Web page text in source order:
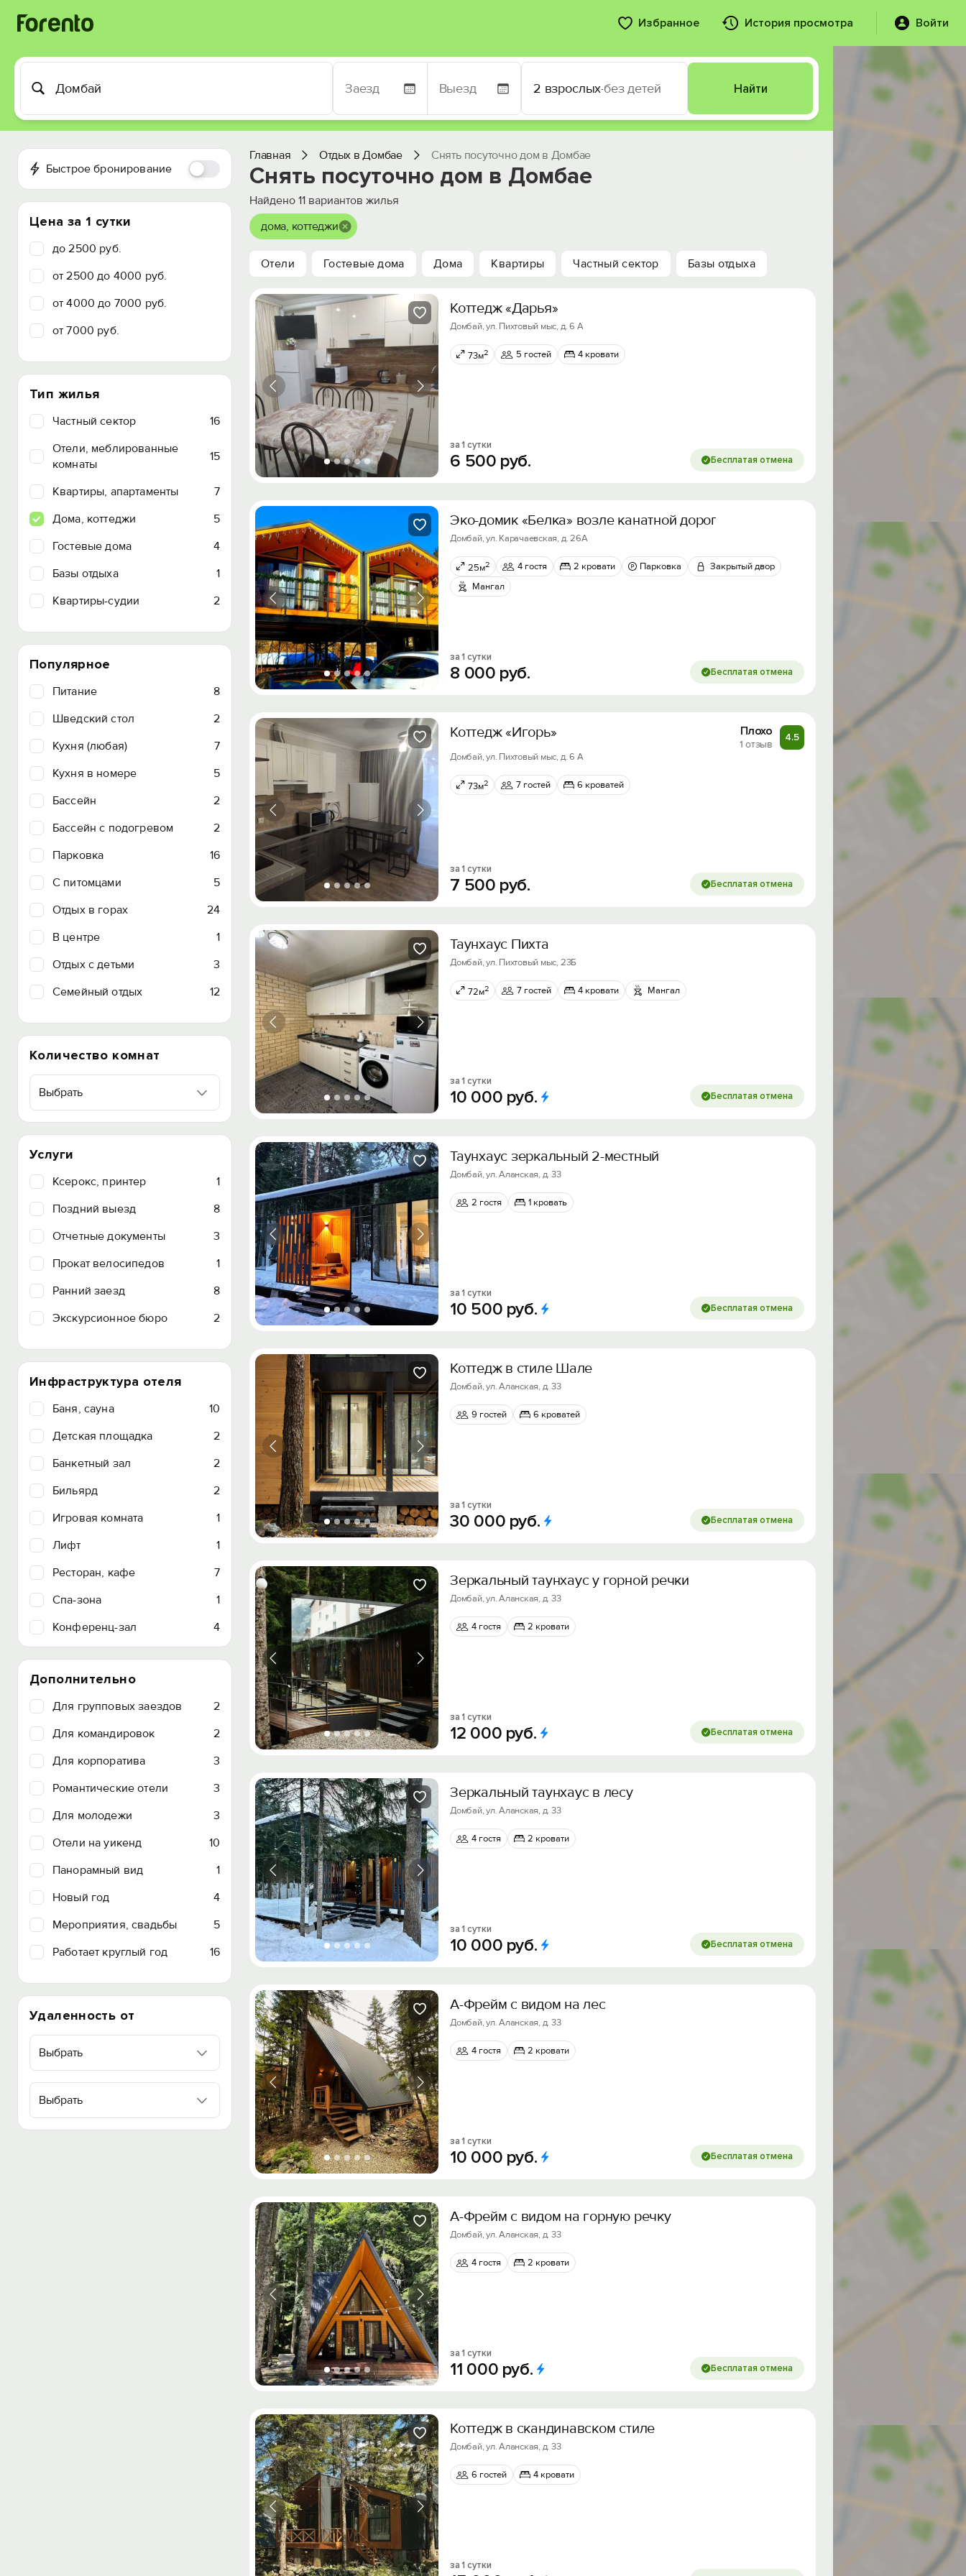
Избранное История просмотра Войти
2 взрослых·без детей Найти
Быстрое бронирование
Цена за 1 сутки
до 2500 руб.
от 2500 до 4000 руб.
от 4000 до 7000 руб.
от 7000 руб.
Тип жилья
Частный сектор
16
Отели, меблированные
комнаты
15
Квартиры, апартаменты
7
Дома, коттеджи
5
Гостевые дома
4
Базы отдыха
1
Квартиры-судии
2
Популярное
Питание
8
Шведский стол
2
Кухня (любая)
7
Кухня в номере
5
Бассейн
2
Бассейн с подогревом
2
Парковка
16
C питомцами
5
Отдых в горах
24
В центре
1
Отдых с детьми
3
Семейный отдых
12
Количество комнат
Выбрать
Услуги
Ксерокс, принтер
1
Поздний выезд
8
Отчетные документы
3
Прокат велосипедов
1
Ранний заезд
8
Экскурсионное бюро
2
Инфраструктура отеля
Баня, сауна
10
Детская площадка
2
Банкетный зал
2
Бильярд
2
Игровая комната
1
Лифт
1
Ресторан, кафе
7
Спа-зона
1
Конференц-зал
4
Дополнительно
Для групповых заездов
2
Для командировок
2
Для корпоратива
3
Романтические отели
3
Для молодежи
3
Отели на уикенд
10
Панорамный вид
1
Новый год
4
Мероприятия, свадьбы
5
Работает круглый год
16
Удаленность от
Выбрать
Выбрать
Главная Отдых в Домбае Снять посуточно дом в Домбае
Снять посуточно дом в Домбае
Найдено 11 вариантов жилья
дома, коттеджи
Отели Гостевые дома Дома Квартиры Частный сектор Базы отдыха
Коттедж «Дарья»
Домбай, ул. Пихтовый мыс, д. 6 А
73м2 5 гостей 4 кровати
за 1 сутки
6 500 руб. Бесплатая отмена
Эко-домик «Белка» возле канатной дороги
Домбай, ул. Карачаевская, д. 26А
25м2 4 гостя 2 кровати Парковка
Закрытый двор
Мангал
за 1 сутки
8 000 руб. Бесплатая отмена
Коттедж «Игорь» Плохо
1 отзыв
4.5
Домбай, ул. Пихтовый мыс, д. 6 А
73м2 7 гостей 6 кроватей
за 1 сутки
7 500 руб. Бесплатая отмена
Таунхаус Пихта
Домбай, ул. Пихтовый мыс, 23Б
72м2 7 гостей 4 кровати Мангал
за 1 сутки
10 000 руб. Бесплатая отмена
Таунхаус зеркальный 2-местный
Домбай, ул. Аланская, д. 33
2 гостя 1 кровать
за 1 сутки
10 500 руб. Бесплатая отмена
Коттедж в стиле Шале
Домбай, ул. Аланская, д. 33
9 гостей 6 кроватей
за 1 сутки
30 000 руб. Бесплатая отмена
Зеркальный таунхаус у горной речки
Домбай, ул. Аланская, д. 33
4 гостя 2 кровати
за 1 сутки
12 000 руб. Бесплатая отмена
Зеркальный таунхаус в лесу
Домбай, ул. Аланская, д. 33
4 гостя 2 кровати
за 1 сутки
10 000 руб. Бесплатая отмена
А-Фрейм с видом на лес
Домбай, ул. Аланская, д. 33
4 гостя 2 кровати
за 1 сутки
10 000 руб. Бесплатая отмена
А-Фрейм с видом на горную речку
Домбай, ул. Аланская, д. 33
4 гостя 2 кровати
за 1 сутки
11 000 руб. Бесплатая отмена
Коттедж в скандинавском стиле
Домбай, ул. Аланская, д. 33
6 гостей 4 кровати
за 1 сутки